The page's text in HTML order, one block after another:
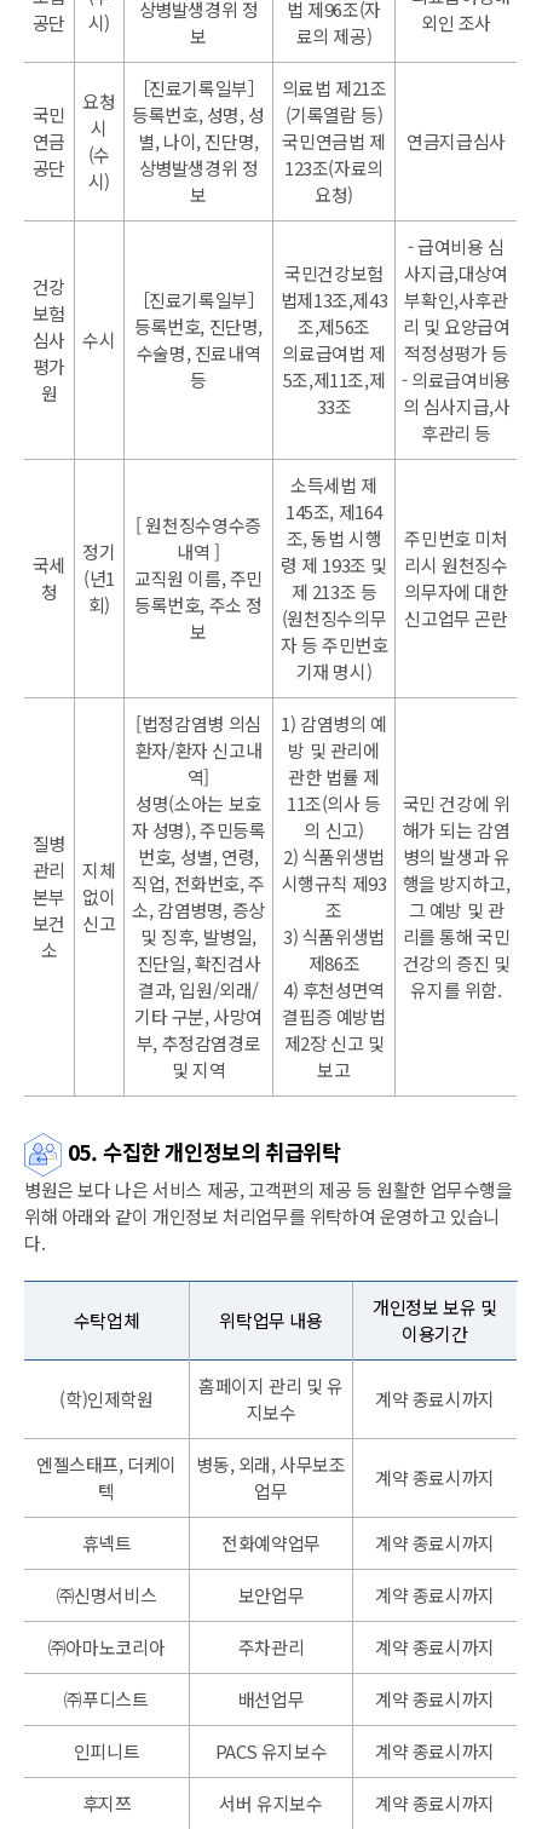
공단
시)
상병발생경위 정
보
법 제96조(자
료의 제공)
외인 조사
국민
연금
공단
요청
시
(수
시)
［진료기록일부］
등록번호, 성명, 성
별, 나이, 진단명,
상병발생경위 정
보
의료법 제21조
(기록열람 등)
국민연금법 제
123조(자료의
요청)
연금지급심사
건강
보험
심사
평가
원
수시
［진료기록일부］
등록번호, 진단명,
수술명, 진료내역
등
국민건강보험
법제13조,제43
조,제56조
의료급여법 제
5조,제11조,제
33조
- 급여비용 심
사지급,대상여
부확인,사후관
리 및 요양급여
적정성평가 등
- 의료급여비용
의 심사지급,사
후관리 등
국세
청
정기
(년1
회)
[ 원천징수영수증
내역 ]
교직원 이름, 주민
등록번호, 주소 정
보
소득세법 제
145조, 제164
조, 동법 시행
령 제 193조 및
제 213조 등
(원천징수의무
자 등 주민번호
기재 명시)
주민번호 미처
리시 원천징수
의무자에 대한
신고업무 곤란
질병
관리
본부
보건
소
지체
없이
신고
[법정감염병 의심
환자/환자 신고내
역]
성명(소아는 보호
자 성명), 주민등록
번호, 성별, 연령,
직업, 전화번호, 주
소, 감염병명, 증상
및 징후, 발병일,
진단일, 확진검사
결과, 입원/외래/
기타 구분, 사망여
부, 추정감염경로
및 지역
1) 감염병의 예
방 및 관리에
관한 법률 제
11조(의사 등
의 신고)
2) 식품위생법
시행규칙 제93
조
3) 식품위생법
제86조
4) 후천성면역
결핍증 예방법
제2장 신고 및
보고
국민 건강에 위
해가 되는 감염
병의 발생과 유
행을 방지하고,
그 예방 및 관
리를 통해 국민
건강의 증진 및
유지를 위함.
05. 수집한 개인정보의 취급위탁
병원은 보다 나은 서비스 제공, 고객편의 제공 등 원활한 업무수행을
위해 아래와 같이 개인정보 처리업무를 위탁하여 운영하고 있습니
다.
수탁업체 위탁업무 내용
개인정보 보유 및
이용기간
(학)인제학원
홈페이지 관리 및 유
지보수
계약 종료시까지
엔젤스태프, 더케이
텍
병동, 외래, 사무보조
업무
계약 종료시까지
휴넥트 전화예약업무 계약 종료시까지
㈜신명서비스 보안업무 계약 종료시까지
㈜아마노코리아 주차관리 계약 종료시까지
㈜푸디스트 배선업무 계약 종료시까지
인피니트 PACS 유지보수 계약 종료시까지
후지쯔 서버 유지보수 계약 종료시까지